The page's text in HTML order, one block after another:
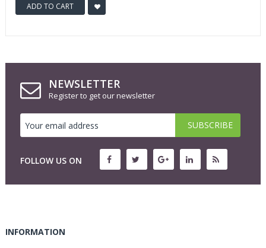
ADD TO CART
NEWSLETTER
Register to get our newsletter
FOLLOW US ON
INFORMATION